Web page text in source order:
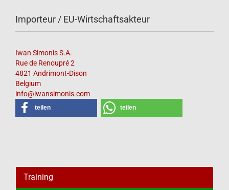
Importeur / EU-Wirtschaftsakteur
Iwan Simonis S.A.
Rue de Renoupré 2
4821 Andrimont-Dison
Belgium
info@iwansimonis.com
teilen teilen
Training